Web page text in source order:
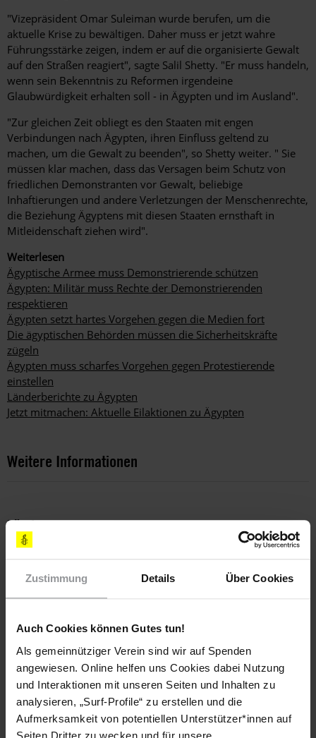
Zustimmung Details Über Cookies
Auch Cookies können Gutes tun!
Als gemeinnütziger Verein sind wir auf Spenden
angewiesen. Online helfen uns Cookies dabei Nutzung
und Interaktionen mit unseren Seiten und Inhalten zu
analysieren, „Surf-Profile“ zu erstellen und die
Aufmerksamkeit von potentiellen Unterstützer*innen auf
Seiten Dritter zu wecken und für unsere
"Vizepräsident Omar Suleiman wurde berufen, um die
aktuelle Krise zu bewältigen. Daher muss er jetzt wahre
Führungsstärke zeigen, indem er auf die organisierte Gewalt
auf den Straßen reagiert", sagte Salil Shetty. "Er muss handeln,
wenn sein Bekenntnis zu Reformen irgendeine
Glaubwürdigkeit erhalten soll - in Ägypten und im Ausland".
"Zur gleichen Zeit obliegt es den Staaten mit engen
Verbindungen nach Ägypten, ihren Einfluss geltend zu
machen, um die Gewalt zu beenden", so Shetty weiter. " Sie
müssen klar machen, dass das Versagen beim Schutz von
friedlichen Demonstranten vor Gewalt, beliebige
Inhaftierungen und andere Verletzungen der Menschenrechte,
die Beziehung Ägyptens mit diesen Staaten ernsthaft in
Mitleidenschaft ziehen wird".
Weiterlesen
Ägyptische Armee muss Demonstrierende schützen
Ägypten: Militär muss Rechte der Demonstrierenden
respektieren
Ägypten setzt hartes Vorgehen gegen die Medien fort
Die ägyptischen Behörden müssen die Sicherheitskräfte
zügeln
Ägypten muss scharfes Vorgehen gegen Protestierende
einstellen
Länderberichte zu Ägypten
Jetzt mitmachen: Aktuelle Eilaktionen zu Ägypten
Weitere Informationen
Länder
Teile diesen Beitrag